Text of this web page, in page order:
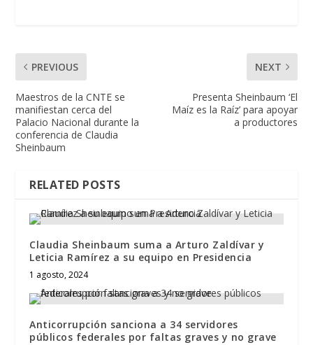
PREVIOUS
Maestros de la CNTE se
manifiestan cerca del
Palacio Nacional durante la
conferencia de Claudia
Sheinbaum
NEXT
Presenta Sheinbaum ‘El
Maíz es la Raíz’ para apoyar
a productores
RELATED POSTS
Claudia Sheinbaum suma a Arturo Zaldívar y
Leticia Ramírez a su equipo en Presidencia
1 agosto, 2024
Anticorrupción sanciona a 34 servidores
públicos federales por faltas graves y no grave